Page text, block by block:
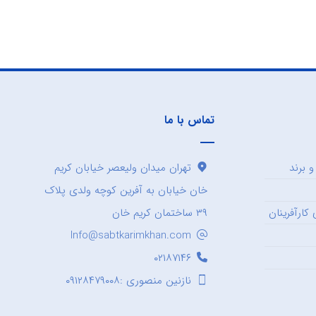
برند
تماس با ما
تهران میدان ولیعصر خیابان کریم
خان خیابان به آفرین کوچه ولدی پلاک
۳۹ ساختمان کریم خان
Info@sabtkarimkhan.com
۰۲۱۸۷۱۴۶
نازنین منصوری :۰۹۱۲۸۴۷۹۰۰۸